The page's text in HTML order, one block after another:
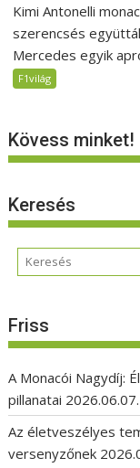
Kimi Antonelli
szerencsés
Mercedes egyik
F1világ
Kövess minket!
Keresés
Friss
A Monacói Nagydíj:
pillanatai 2026.06.07.
Az életveszélyes
versenyzőnek